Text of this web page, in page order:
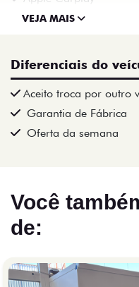
VEJA MAIS
Diferenciais do
Aceito troca por outro
Garantia de Fábrica
Oferta da semana
Você
de: